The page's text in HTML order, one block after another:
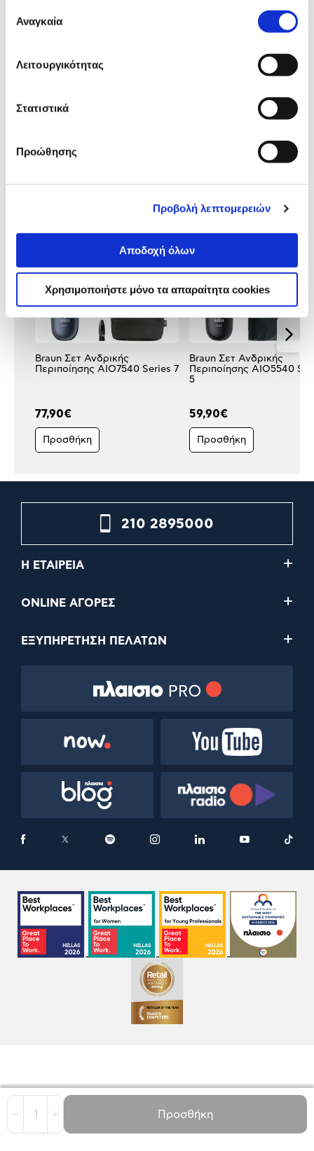
συγκατάθεσης
Αναγκαία
Λειτουργικότητας
Στατιστικά
Προώθησης
Προβολή λεπτομερειών
Αποδοχή όλων
Χρησιμοποιήστε μόνο τα απαραίτητα cookies
1 Προσθήκη
Αναλυτική
Αναλυτική παρουσίαση
Προδιαγραφές
Δες τι κλίκαραν όσοι είδαν το ίδιο
Braun Σετ Ανδρικής
Περιποίησης AIO7540 Series 7
77,90€
Προσθήκη
Braun Σετ Ανδρικής
Περιποίησης AIO5540
5
59,90€
Προσθήκη
210 2895000
Η ΕΤΑΙΡΕΙΑ
ONLINE ΑΓΟΡΕΣ
ΕΞΥΠΗΡΕΤΗΣΗ ΠΕΛΑΤΩΝ